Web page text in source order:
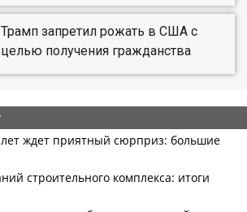
Трамп запретил рожать в США с
целью получения гражданства